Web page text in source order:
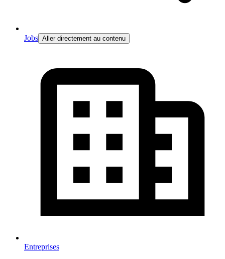
Jobs Aller directement au contenu
Entreprises